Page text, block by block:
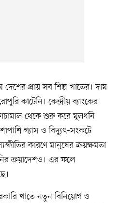
প্রায় সব শিল্প খাতের। দাম
কাটেনি। কেন্দ্রীয় ব্যাংকের
থেকে শুরু করে মূলধনি
গ্যাস ও বিদ্যুৎ–সংকটে
কারণে মানুষের ক্রয়ক্ষমতা
ক্রয়াদেশও। এর ফলে
খাতে নতুন বিনিয়োগ ও